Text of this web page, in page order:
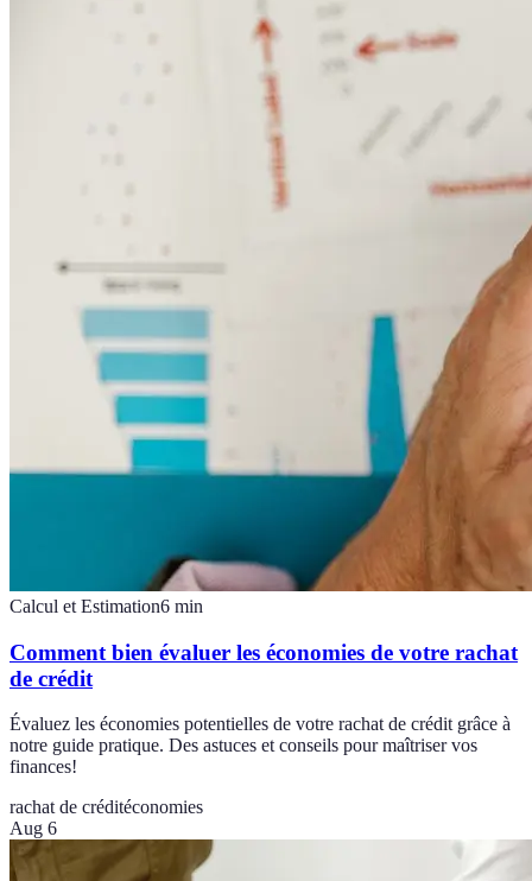
Calcul et Estimation6 min
Comment bien évaluer les économies de votre rachat
de crédit
Évaluez les économies potentielles de votre rachat de crédit grâce à
notre guide pratique. Des astuces et conseils pour maîtriser vos
finances!
rachat de créditéconomies
Aug 6